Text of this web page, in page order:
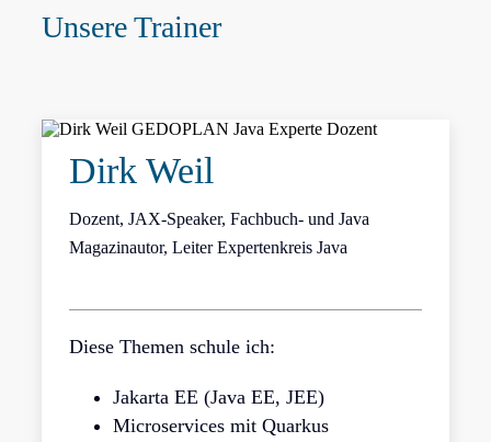
Unsere Trainer
Dirk Weil
Dozent, JAX-Speaker, Fachbuch- und Java
Magazinautor, Leiter Expertenkreis Java
Diese Themen schule ich:
Jakarta EE (Java EE, JEE)
Microservices mit Quarkus